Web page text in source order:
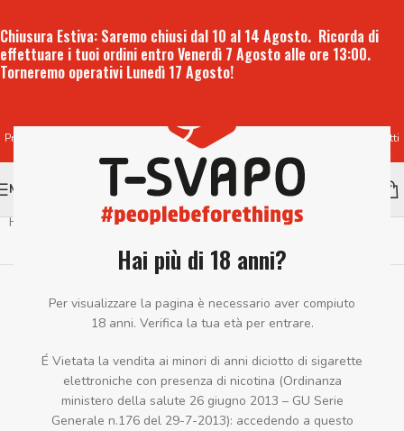
Hai più di 18 anni?
Per visualizzare la pagina è necessario aver compiuto
18 anni. Verifica la tua età per entrare.
É Vietata la vendita ai minori di anni diciotto di sigarette
elettroniche con presenza di nicotina (Ordinanza
ministero della salute 26 giugno 2013 – GU Serie
Generale n.176 del 29-7-2013): accedendo a questo
Chiusura Estiva: Saremo chiusi dal 10 al 14 Agosto. Ricorda di
effettuare i tuoi ordini entroVenerdì 7 Agosto alle ore 13:00.
Torneremo operativi Lunedì 17 Agosto!
Produzione e vendita all'ingrosso di liquidi per sigaretta elettronica e prodotti
per lo svapo
MENU
Home Visualizzazione di 1-12 di 38 risultati